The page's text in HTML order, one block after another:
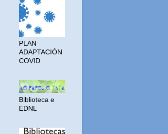
PLAN
ADAPTACIÓN
COVID
Biblioteca e
EDNL